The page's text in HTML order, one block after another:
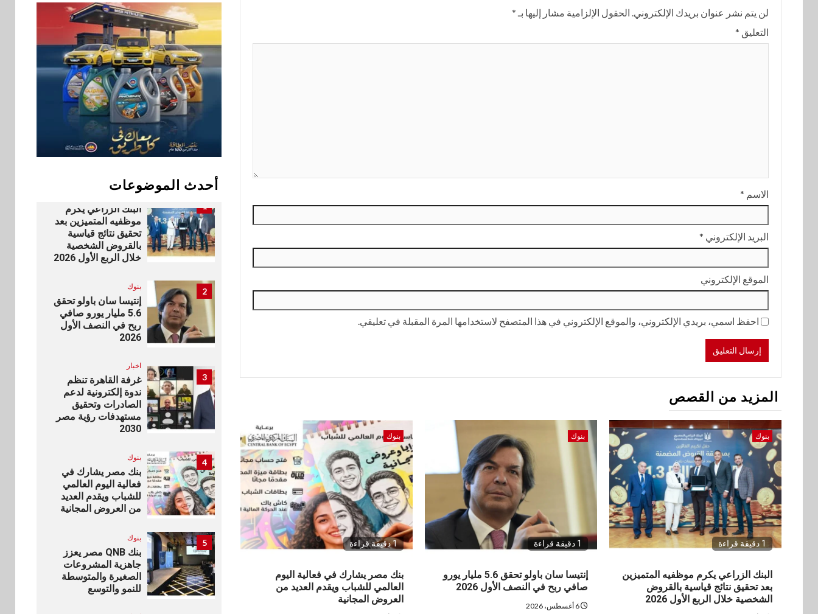
لن يتم نشر عنوان بريدك الإلكتروني. الحقول الإلزامية مشار إليها بـ *
التعليق *
الاسم *
البريد الإلكتروني *
الموقع الإلكتروني
احفظ اسمي، بريدي الإلكتروني، والموقع الإلكتروني في هذا المتصفح لاستخدامها المرة المقبلة في تعليقي.
المزيد من القصص
بنوك
1 دقيقة قراءة
البنك الزراعي يكرم موظفيه المتميزين
بعد تحقيق نتائج قياسية بالقروض
الشخصية خلال الربع الأول 2026
بنوك
1 دقيقة قراءة
إنتيسا سان باولو تحقق 5.6 مليار يورو
صافي ربح في النصف الأول 2026
6 أغسطس، 2026
بنوك
1 دقيقة قراءة
بنك مصر يشارك في فعالية اليوم
العالمي للشباب ويقدم العديد من
العروض المجانية
أحدث الموضوعات
المصريين بالخارج
اخبار
بيان توضيحي صادر عن
شركة ناتجاس
10 سوق وصلة
vivo تشعل المنافسة
في مصر مع إطلاق
Y500 المزود ببطارية
1
بنوك
البنك الزراعي يكرم
موظفيه المتميزين بعد
تحقيق نتائج قياسية
بالقروض الشخصية
خلال الربع الأول 2026
2 بنوك
إنتيسا سان باولو تحقق
5.6 مليار يورو صافي
ربح في النصف الأول
2026
3
اخبار
غرفة القاهرة تنظم
ندوة إلكترونية لدعم
الصادرات وتحقيق
مستهدفات رؤية مصر
2030
4 بنوك
بنك مصر يشارك في
فعالية اليوم العالمي
للشباب ويقدم العديد
من العروض المجانية
5 بنوك
بنك QNB مصر يعزز
جاهزية المشروعات
الصغيرة والمتوسطة
للنمو والتوسع